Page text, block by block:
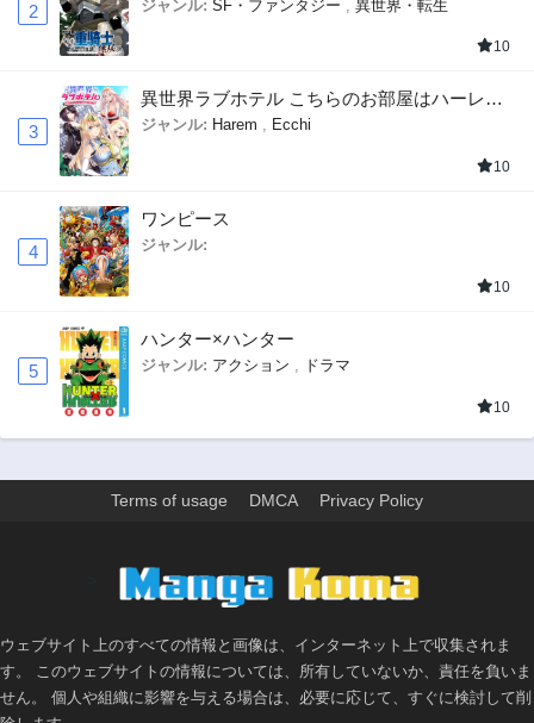
2 ジャンル: SF・ファンタジー 異世界・転生
10
3
異世界ラブホテル こちらのお部屋はハーレム
です
ジャンル: Harem , Ecchi
10
4
ワンピース
ジャンル:
10
5
ハンター×ハンター
ジャンル: アクション , ドラマ
10
Terms of usage DMCA Privacy Policy
ウェブサイト上のすべての情報と画像は、インターネット上で収集されま
す。 このウェブサイトの情報については、所有していないか、責任を負いま
せん。 個人や組織に影響を与える場合は、必要に応じて、すぐに検討して削